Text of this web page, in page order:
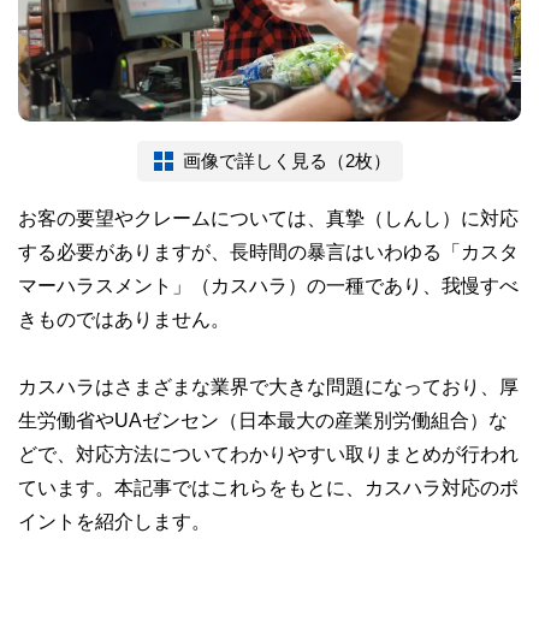
画像で詳しく見る（2枚）
お客の要望やクレームについては、真摯（しんし）に対応
する必要がありますが、長時間の暴言はいわゆる「カスタ
マーハラスメント」（カスハラ）の一種であり、我慢すべ
きものではありません。
カスハラはさまざまな業界で大きな問題になっており、厚
生労働省やUAゼンセン（日本最大の産業別労働組合）な
どで、対応方法についてわかりやすい取りまとめが行われ
ています。本記事ではこれらをもとに、カスハラ対応のポ
イントを紹介します。